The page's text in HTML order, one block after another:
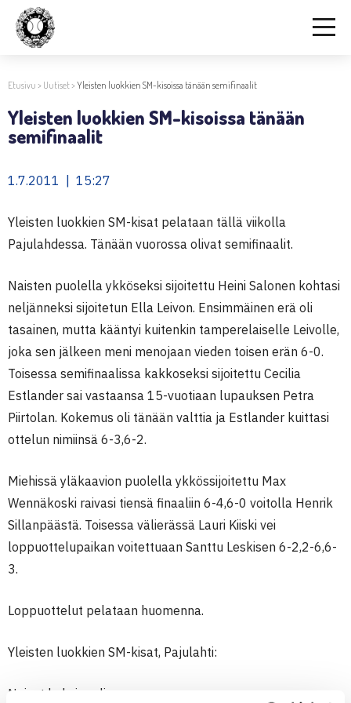
Etusivu > Uutiset>Yleisten luokkien SM-kisoissa tänään semifinaalit
Yleisten luokkien SM-kisoissa tänään
semifinaalit
1.7.2011 | 15:27
Yleisten luokkien SM-kisat pelataan tällä viikolla
Pajulahdessa. Tänään vuorossa olivat semifinaalit.
Naisten puolella ykköseksi sijoitettu Heini Salonen kohtasi
neljänneksi sijoitetun Ella Leivon. Ensimmäinen erä oli
tasainen, mutta kääntyi kuitenkin tamperelaiselle Leivolle,
joka sen jälkeen meni menojaan vieden toisen erän 6-0.
Toisessa semifinaalissa kakkoseksi sijoitettu Cecilia
Estlander sai vastaansa 15-vuotiaan lupauksen Petra
Piirtolan. Kokemus oli tänään valttia ja Estlander kuittasi
ottelun nimiinsä 6-3,6-2.
Miehissä yläkaavion puolella ykkössijoitettu Max
Wennäkoski raivasi tiensä finaaliin 6-4,6-0 voitolla Henrik
Sillanpäästä. Toisessa välierässä Lauri Kiiski vei
loppuottelupaikan voitettuaan Santtu Leskisen 6-2,2-6,6-
3.
Loppuottelut pelataan huomenna.
Yleisten luokkien SM-kisat, Pajulahti:
Naiset kaksinpeli